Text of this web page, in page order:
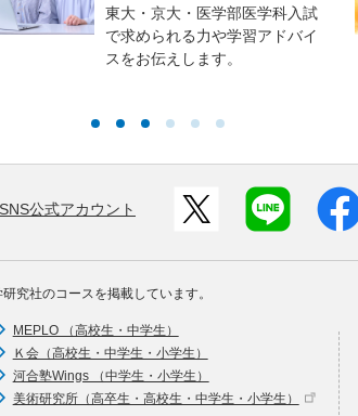
東大・京大・医学部医学科入試
で求められる力や学習アドバイ
スをお伝えします。
SNS公式アカウント
究社のコースを掲載しています。
MEPLO （高校生・中学生）
Ｋ会（高校生・中学生・小学生）
河合塾Wings （中学生・小学生）
美術研究所（高卒生・高校生・中学生・小学生）